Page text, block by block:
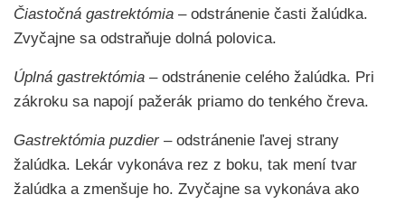
Čiastočná gastrektómia – odstránenie časti žalúdka.
Zvyčajne sa odstraňuje dolná polovica.
Úplná gastrektómia –odstránenie celého žalúdka. Pri
zákroku sa napojí pažerák priamo do tenkého čreva.
Gastrektómia puzdier –odstránenie ľavej strany
žalúdka. Lekár vykonáva rez z boku, tak mení tvar
žalúdka a zmenšuje ho. Zvyčajne sa vykonáva ako